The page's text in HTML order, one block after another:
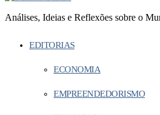
Análises, Ideias e Reflexões sobre o
EDITORIAS
ECONOMIA
EMPREENDEDORISMO